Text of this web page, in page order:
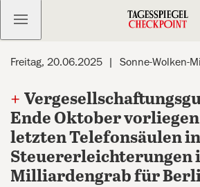
Kostenlos anmelden
Freitag, 20.06.2025 Sonne-Wolken-
+
Ende Oktober vorliegen
letzten Telefonsäulen
Steuererleichterungen
Milliardengrab für